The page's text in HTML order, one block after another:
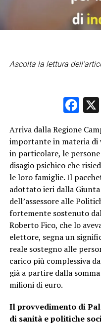
Ascolta la lettura
Arriva dalla Regione
importante in materia di
in particolare, le
disagio psichico che
le loro famiglie. Il
adottato ieri dalla
dell’assessore alle
fortemente sostenuto
Roberto Fico, che lo
elettore, segna un
reale sostegno alle
carico più complessiva
già a partire dalla
milioni di euro.
Il provvedimento di
di sanità e politiche